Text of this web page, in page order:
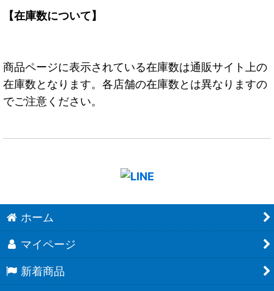
【在庫数について】
商品ページに表示されている在庫数は通販サイト上の
在庫数となります。各店舗の在庫数とは異なりますの
でご注意ください。
ホーム
マイページ
新着商品